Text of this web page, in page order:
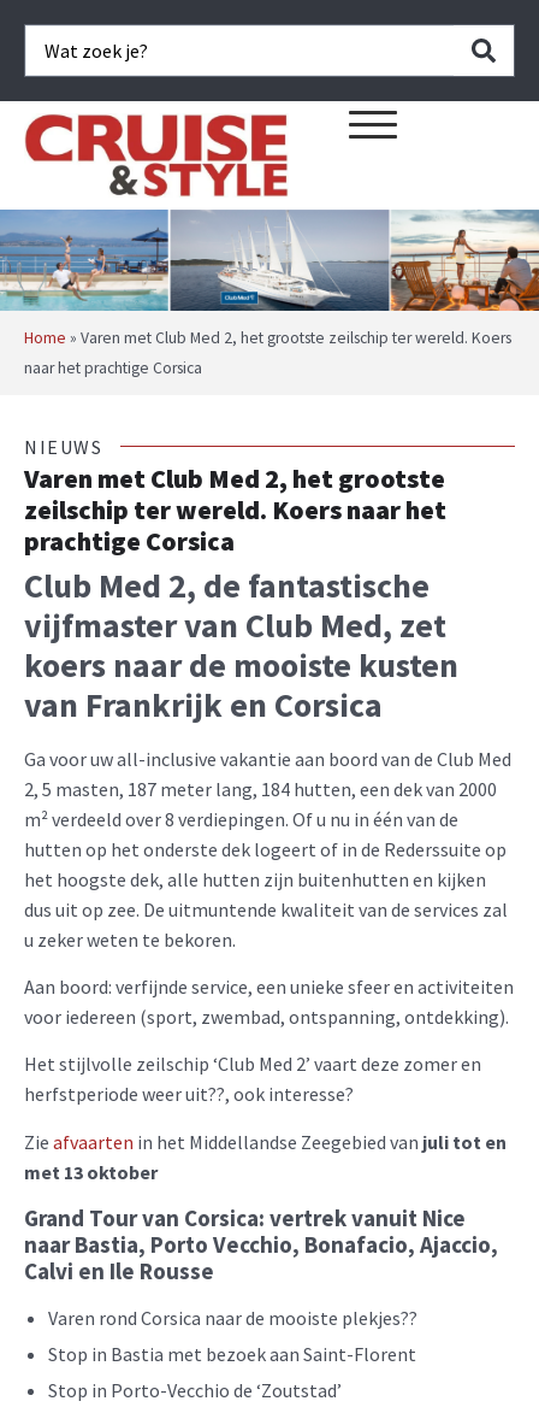
Home » Varen met Club Med 2, het grootste zeilschip ter wereld. Koers
naar het prachtige Corsica
NIEUWS
Varen met Club Med 2, het grootste
zeilschip ter wereld. Koers naar het
prachtige Corsica
Club Med 2, de fantastische
vijfmaster van Club Med, zet
koers naar de mooiste kusten
van Frankrijk en Corsica
Ga voor uw all-inclusive vakantie aan boord van de Club Med
2, 5 masten, 187 meter lang, 184 hutten, een dek van 2000
m² verdeeld over 8 verdiepingen. Of u nu in één van de
hutten op het onderste dek logeert of in de Rederssuite op
het hoogste dek, alle hutten zijn buitenhutten en kijken
dus uit op zee. De uitmuntende kwaliteit van de services zal
u zeker weten te bekoren.
Aan boord: verfijnde service, een unieke sfeer en activiteiten
voor iedereen (sport, zwembad, ontspanning, ontdekking).
Het stijlvolle zeilschip ‘Club Med 2’ vaart deze zomer en
herfstperiode weer uit??, ook interesse?
Zie afvaarten in het Middellandse Zeegebied van juli tot en
met 13 oktober
Grand Tour van Corsica: vertrek vanuit Nice
naar Bastia, Porto Vecchio, Bonafacio, Ajaccio,
Calvi en Ile Rousse
Varen rond Corsica naar de mooiste plekjes??
Stop in Bastia met bezoek aan Saint-Florent
Stop in Porto-Vecchio de ‘Zoutstad’